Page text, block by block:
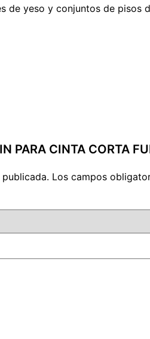
de yeso y conjuntos de pisos
PARA CINTA CORTA
Los campos